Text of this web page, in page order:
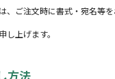
、ご注文時に書式・宛名等を
し上げます。
方法